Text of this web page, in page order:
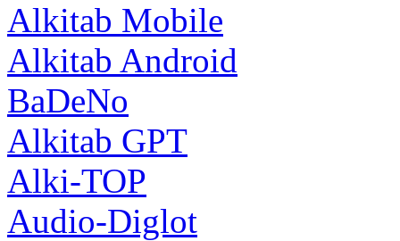
Alkitab Mobile
Alkitab Android
BaDeNo
Alkitab GPT
Alki-TOP
Audio-Diglot